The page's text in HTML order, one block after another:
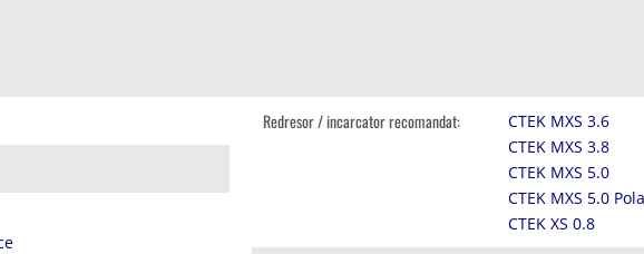
Redresor / incarcator recomandat:
CTEK MXS 3.6
CTEK MXS 3.8
CTEK MXS 5.0
CTEK MXS 5.0
CTEK XS 0.8